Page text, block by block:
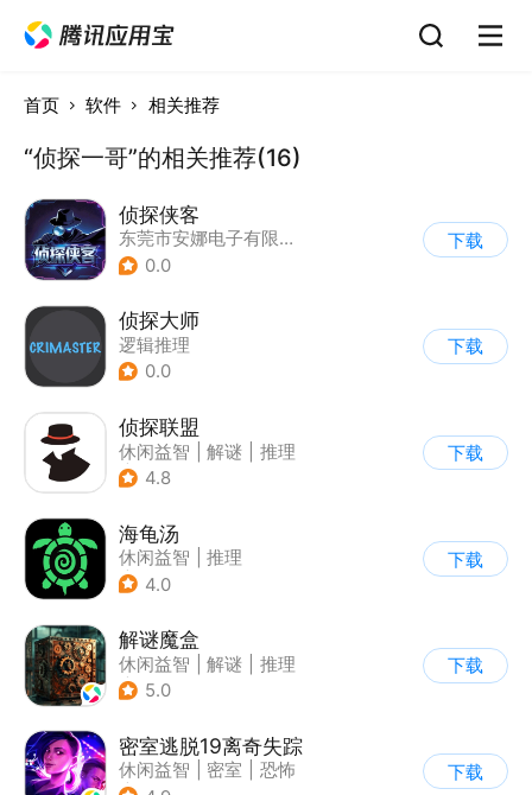
首页 软件 相关推荐
“侦探一哥”的相关推荐(16)
侦探侠客
东莞市安娜电子有限公司
0.0
下载
侦探大师
逻辑推理
0.0
下载
侦探联盟
休闲益智 解谜
推理
| 侦探
4.8
下载
海龟汤
休闲益智
推理
| 文字游戏
4.0
下载
解谜魔盒
休闲益智 解谜
推理
| 烧脑
5.0
下载
密室逃脱19离奇失踪
休闲益智 密室
恐怖
下载